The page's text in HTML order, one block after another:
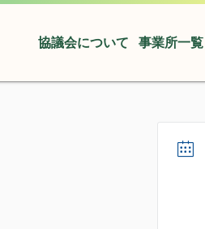
協議会について 事業所一覧